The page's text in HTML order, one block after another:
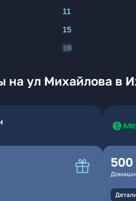
11
15
19
на ул Михайлова в
500